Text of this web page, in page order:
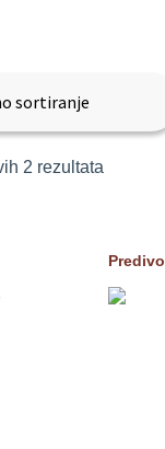
2 rezultata
Predivo